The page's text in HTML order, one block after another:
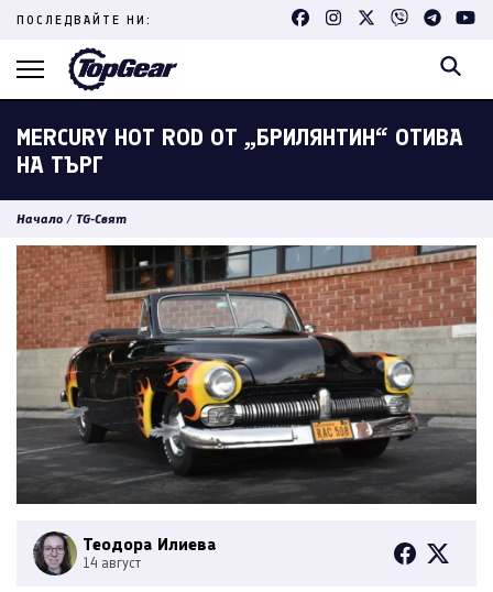
Skip
content
ПОСЛЕДВАЙТЕ НИ:
MERCURY HOT ROD ОТ „БРИЛЯНТИН“ ОТИВА
НА ТЪРГ
Начало / TG-Свят
Теодора Илиева
14 август